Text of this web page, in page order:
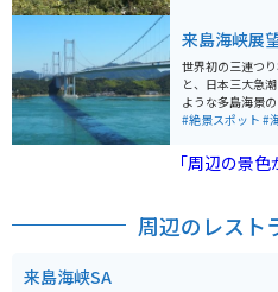
来島海峡展
世界初の三連つ
と、日本三大急
ような多島海景
ポットです。壮
#絶景スポット #
「周辺の景
周辺のレスト
来島海峡SA